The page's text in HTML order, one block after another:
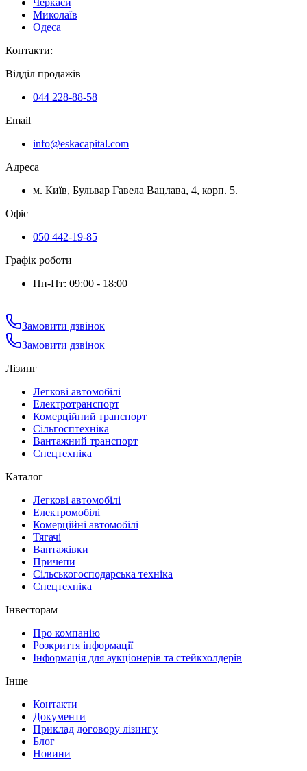
Черкаси
Миколаїв
Одеса
Контакти:
Відділ продажів
044 228-88-58
Email
info@eskacapital.com
Адреса
м. Київ, Бульвар Гавела Вацлава, 4, корп. 5.
Офіс
050 442-19-85
Графік роботи
Пн-Пт: 09:00 - 18:00
Замовити дзвінок
Замовити дзвінок
Лізинг
Легкові автомобілі
Електротранспорт
Комерційний транспорт
Сільгосптехніка
Вантажний транспорт
Спецтехніка
Каталог
Легкові автомобілі
Електромобілі
Комерційні автомобілі
Тягачі
Вантажівки
Причепи
Сільськогосподарська техніка
Спецтехніка
Інвесторам
Про компанію
Розкриття інформації
Інформація для аукціонерів та стейкхолдерів
Інше
Контакти
Документи
Приклад договору лізингу
Блог
Новини